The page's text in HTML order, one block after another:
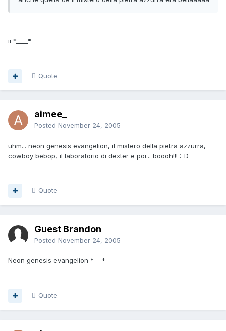
ii *____*
Quote
aimee_
Posted November 24, 2005
uhm... neon genesis evangelion, il mistero della pietra azzurra,
cowboy bebop, il laboratorio di dexter e poi... boooh!!! :-D
Quote
Guest Brandon
Posted November 24, 2005
Neon genesis evangelion *___*
Quote